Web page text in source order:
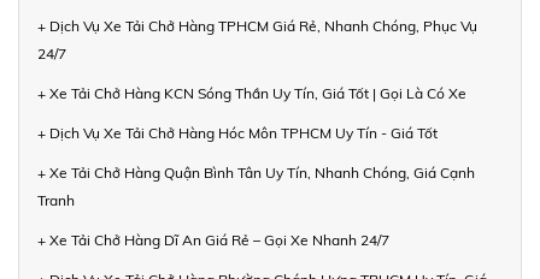
+ Dịch Vụ Xe Tải Chở Hàng TPHCM Giá Rẻ, Nhanh Chóng, Phục Vụ
24/7
+ Xe Tải Chở Hàng KCN Sóng Thần Uy Tín, Giá Tốt | Gọi Là Có Xe
+ Dịch Vụ Xe Tải Chở Hàng Hóc Môn TPHCM Uy Tín - Giá Tốt
+ Xe Tải Chở Hàng Quận Bình Tân Uy Tín, Nhanh Chóng, Giá Cạnh
Tranh
+ Xe Tải Chở Hàng Dĩ An Giá Rẻ – Gọi Xe Nhanh 24/7